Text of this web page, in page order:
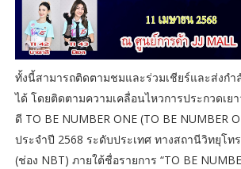
ทั้งนี้สามารถติดตามชมและร่วมเชียร์และส่งกำ
ได้ โดยติดตามความเคลื่อนไหวการประกวดเย
ดี TO BE NUMBER ONE (TO BE NUMBER
ประจำปี 2568 ระดับประเทศ ทางสถานีวิทยุโท
(ช่อง NBT) ภายใต้ชื่อรายการ “TO BE